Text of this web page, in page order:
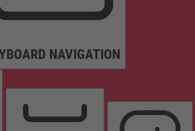
NAVIGATION